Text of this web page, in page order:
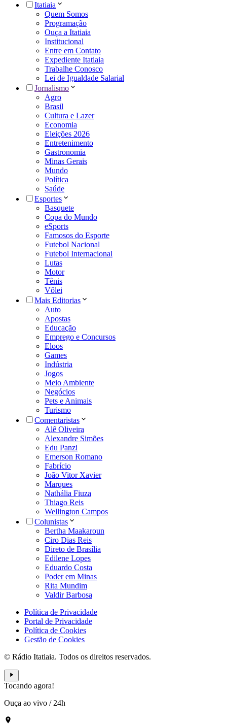
Itatiaia
Quem Somos
Programação
Ouça a Itatiaia
Institucional
Entre em Contato
Expediente Itatiaia
Trabalhe Conosco
Lei de Igualdade Salarial
Jornalismo
Agro
Brasil
Cultura e Lazer
Economia
Eleições 2026
Entretenimento
Gastronomia
Minas Gerais
Mundo
Política
Saúde
Esportes
Basquete
Copa do Mundo
eSports
Famosos do Esporte
Futebol Nacional
Futebol Internacional
Lutas
Motor
Tênis
Vôlei
Mais Editorias
Auto
Apostas
Educação
Emprego e Concursos
Eloos
Games
Indústria
Jogos
Meio Ambiente
Negócios
Pets e Animais
Turismo
Comentaristas
Alê Oliveira
Alexandre Simões
Edu Panzi
Emerson Romano
Fabrício
João Vitor Xavier
Marques
Nathália Fiuza
Thiago Reis
Wellington Campos
Colunistas
Bertha Maakaroun
Ciro Dias Reis
Direto de Brasília
Edilene Lopes
Eduardo Costa
Poder em Minas
Rita Mundim
Valdir Barbosa
Política de Privacidade
Portal de Privacidade
Política de Cookies
Gestão de Cookies
© Rádio Itatiaia. Todos os direitos reservados.
Tocando agora!
Ouça ao vivo / 24h